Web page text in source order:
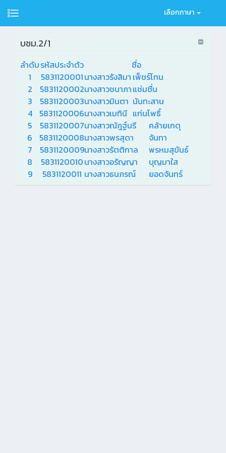
เลือกภาษา
บชม.2/1
ลำดับรหัสประจำตัว
ชื่อ
1
5831120001นางสาวรังสิมา เพ็ชร์โทน
2
5831120002นางสาวชนาภาแช่มชื่น
3
5831120003นางสาวมินตา นันทะสาน
4
5831120006นางสาวเมทินี แก่นโพธิ์
5
5831120007นางสาวณัฎฐ์นรี
คล้ายเกตุ
6
5831120008นางสาวพรสุดา
จันทา
7
5831120009นางสาวรัตติกาล
พรหมสุขันธ์
8
5831120010นางสาวอรัญญา
บุญมาใส
9
5831120011 นางสาวธนภรณ์ ยอดจันทร์